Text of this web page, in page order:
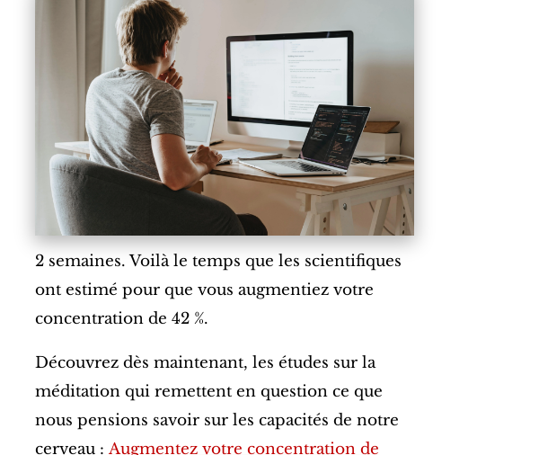
2 semaines. Voilà le temps que les scientifiques
ont estimé pour que vous augmentiez votre
concentration de 42 %.
Découvrez dès maintenant, les études sur la
méditation qui remettent en question ce que
nous pensions savoir sur les capacités de notre
cerveau : Augmentez votre concentration de